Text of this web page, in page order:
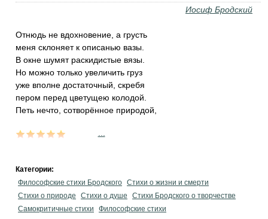
Иосиф Бродский
Отнюдь не вдохновение, а грусть
меня склоняет к описанью вазы.
В окне шумят раскидистые вязы.
Но можно только увеличить груз
уже вполне достаточный, скребя
пером перед цветущею колодой.
Петь нечто, сотворённое природой,
Категории:
Философские стихи Бродского Стихи о жизни и смерти
Стихи о природе
Стихи о душе
Стихи Бродского о творчестве
Самокритичные стихи
Философские стихи